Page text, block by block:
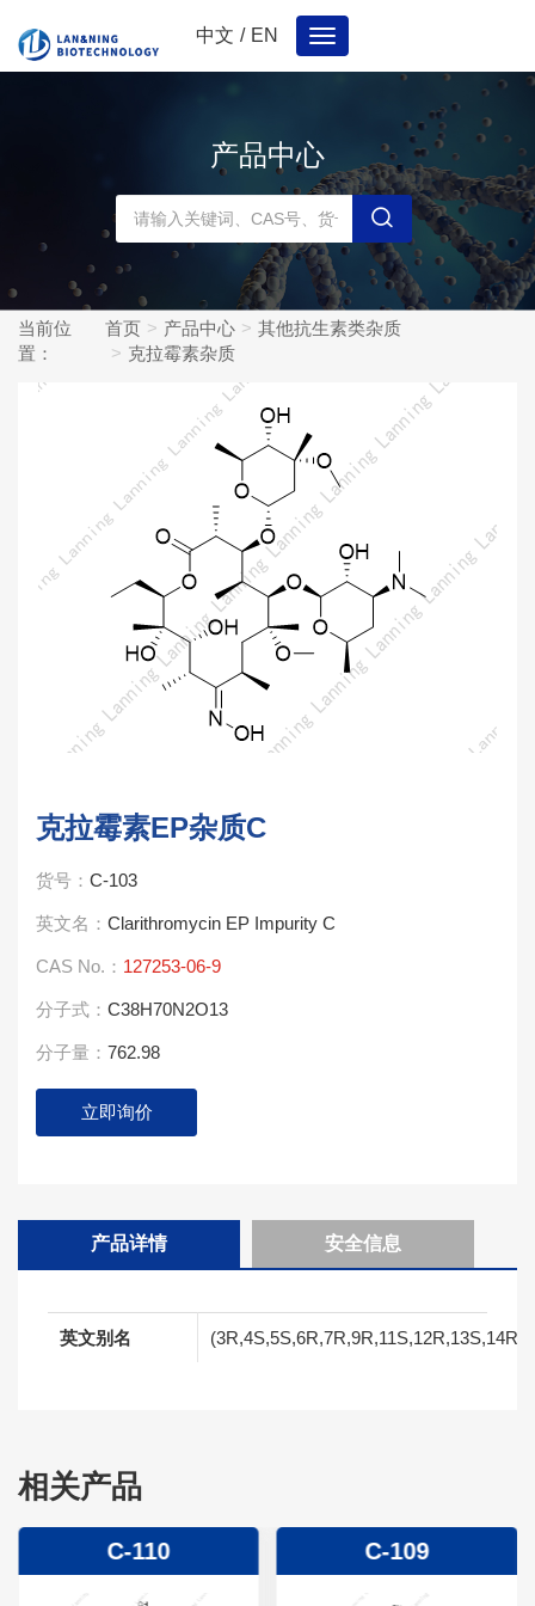
中文 / EN
Toggle
navigation
产品中心
当前位
置：
首页 产品中心
其他抗生素类杂质
克拉霉素杂质
克拉霉素EP杂质C
货号： C-103
英文名： Clarithromycin EP Impurity C
CAS No.： 127253-06-9
分子式： C38H70N2O13
分子量： 762.98
立即询价
产品详情 安全信息
英文别名
相关产品
C-110 C-109